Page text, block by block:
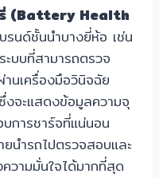
รี่ (Battery Health
รนด์ชั้นนำบางยี่ห้อ เช่น
บบที่สามารถตรวจ
นเครื่องมือวินิจฉัย
งจะแสดงข้อมูลความจุ
การชาร์จที่แน่นอน
ยนำรถไปตรวจสอบและ
วามมั่นใจได้มากที่สุด